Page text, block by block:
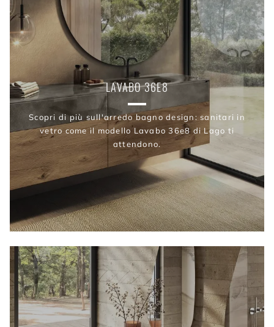
LAVABO 36E8
Scopri di più sull'arredo bagno design: sanitari in
vetro come il modello Lavabo 36e8 di Lago ti
attendono.